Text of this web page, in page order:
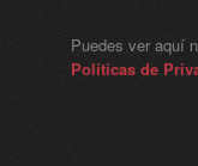
Puedes ver aquí
Políticas de